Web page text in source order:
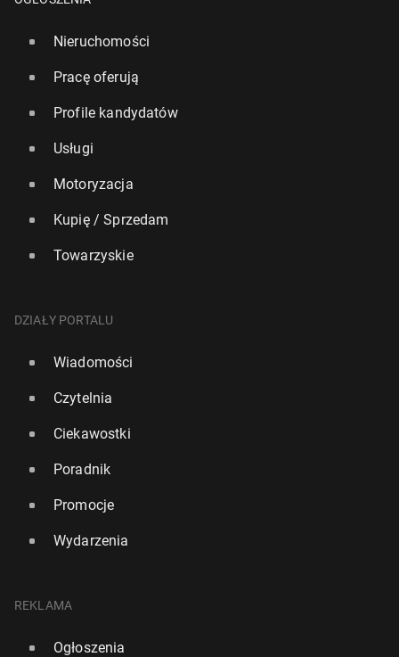
Nieruchomości
Pracę oferują
Profile kandydatów
Usługi
Motoryzacja
Kupię / Sprzedam
Towarzyskie
DZIAŁY PORTALU
Wiadomości
Czytelnia
Ciekawostki
Poradnik
Promocje
Wydarzenia
REKLAMA
Ogłoszenia